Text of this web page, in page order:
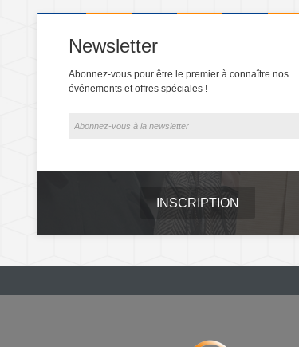
Newsletter
Abonnez-vous pour être le premier à connaître nos
événements et offres spéciales !
INSCRIPTION